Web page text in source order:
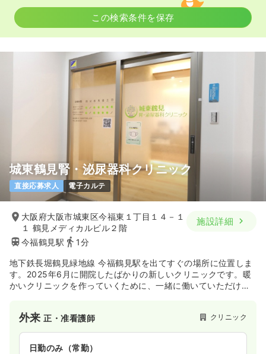
この検索条件を保存
城東鶴見腎・泌尿器科クリニック
直接応募求人 電子カルテ
大阪府大阪市城東区今福東１丁目１４－１
１ 鶴見メディカルビル２階
今福鶴見駅
1分
施設詳細
地下鉄長堀鶴見緑地線 今福鶴見駅を出てすぐの場所に位置しま
す。2025年6月に開院したばかりの新しいクリニックです。暖
かいクリニックを作っていくために、一緒に働いていただける
外来正・准看護師 クリニック
日勤のみ（常勤）